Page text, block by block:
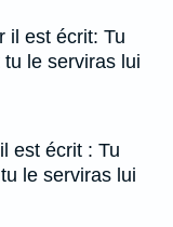
il est écrit: Tu
le serviras lui
est écrit : Tu
le serviras lui